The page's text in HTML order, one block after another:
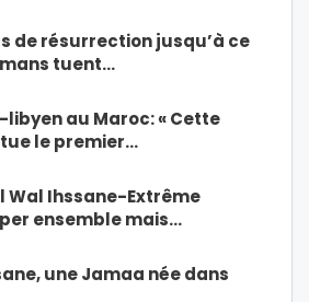
de résurrection jusqu’à ce
tuent…
au Maroc: « Cette
le premier…
Wal Ihssane-Extrême
ensemble mais…
une Jamaa née dans